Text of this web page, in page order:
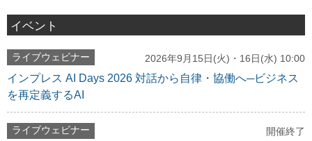
イベント
ライブウェビナー 2026年9月15日(火)・16日(水) 10:00
インプレス AI Days 2026 対話から自律・協働へ─ビジネス
を再定義するAI
ライブウェビナー 開催終了